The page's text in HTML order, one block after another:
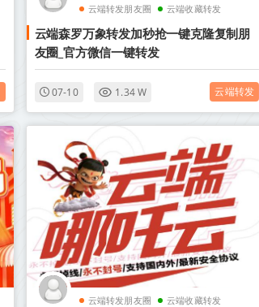
云端转发朋友圈 云端收藏转发
云端森罗万象转发加秒抢一键克隆复制朋
友圈_官方微信一键转发
07-10 1.34 W 云端转发
云端转发朋友圈 云端收藏转发